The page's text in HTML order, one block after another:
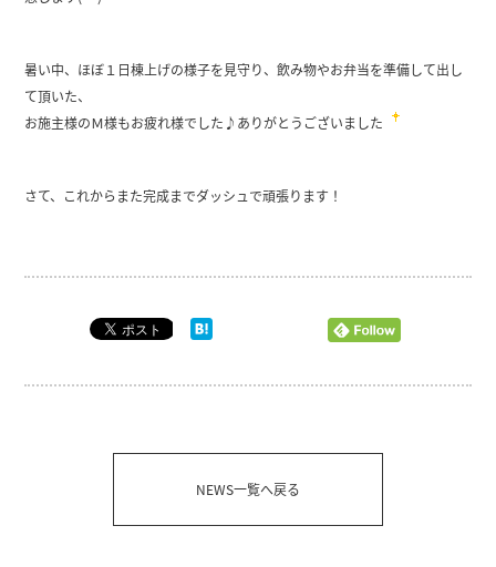
暑い中、ほぼ１日棟上げの様子を見守り、飲み物やお弁当を準備して出し
て頂いた、
お施主様のＭ様もお疲れ様でした♪ありがとうございました
さて、これからまた完成までダッシュで頑張ります！
NEWS一覧へ戻る